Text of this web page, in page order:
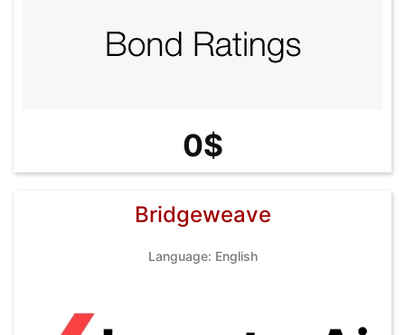
0$
Bridgeweave
Language: English